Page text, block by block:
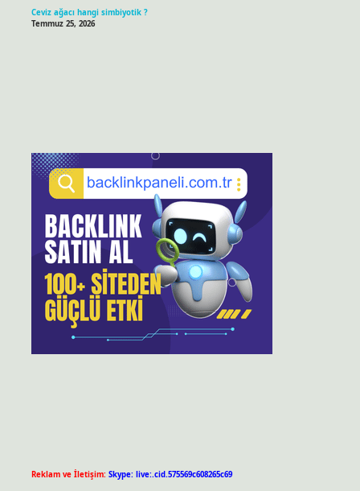
Ceviz ağacı hangi simbiyotik ?
Temmuz 25, 2026
Reklam ve İletişim: Skype: live:.cid.575569c608265c69